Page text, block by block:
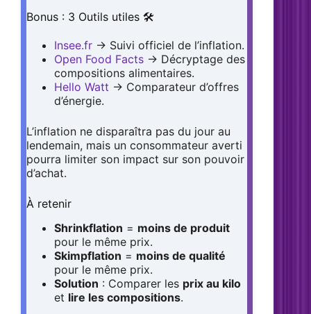
Bonus : 3 Outils utiles 🛠️
Insee.fr → Suivi officiel de l’inflation.
Open Food Facts → Décryptage des
compositions alimentaires.
Hello Watt → Comparateur d’offres
d’énergie.
L’inflation ne disparaîtra pas du jour au
lendemain, mais un consommateur averti
pourra limiter son impact sur son pouvoir
d’achat.
À retenir
Shrinkflation = moins de produit
pour le même prix.
Skimpflation = moins de qualité
pour le même prix.
Solution : Comparer les prix au kilo
et lire les compositions.